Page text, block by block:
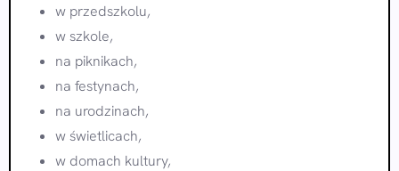
w przedszkolu,
w szkole,
na piknikach,
na festynach,
na urodzinach,
w świetlicach,
w domach kultury,